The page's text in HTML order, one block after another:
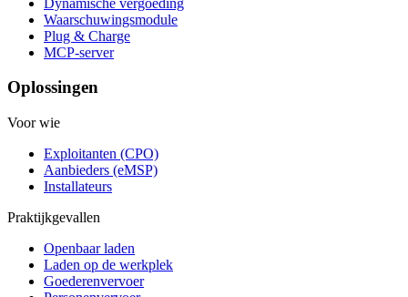
Waarschuwingsmodule
Plug & Charge
MCP-server
Oplossingen
Voor wie
Exploitanten (CPO)
Aanbieders (eMSP)
Installateurs
Praktijkgevallen
Openbaar laden
Laden op de werkplek
Goederenvervoer